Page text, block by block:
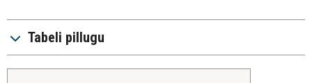
Tabeli pillugu